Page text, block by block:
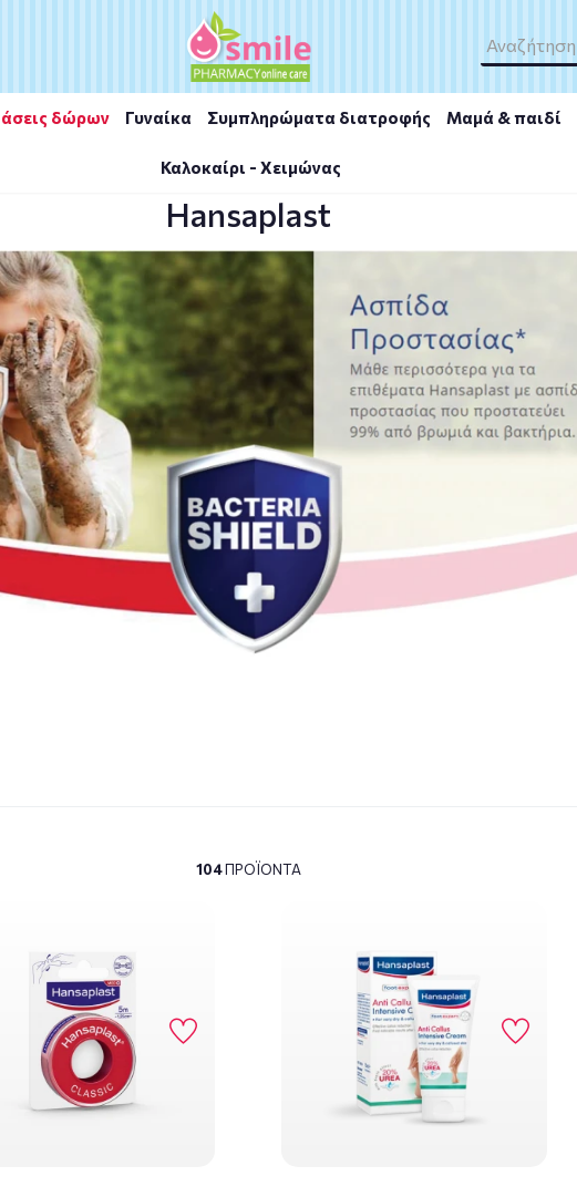
δώρων Γυναίκα Συμπληρώματα διατροφής Μαμά & παιδί
Καλοκαίρι - Χειμώνας
Hansaplast
104ΠΡΟΪΌΝΤΑ